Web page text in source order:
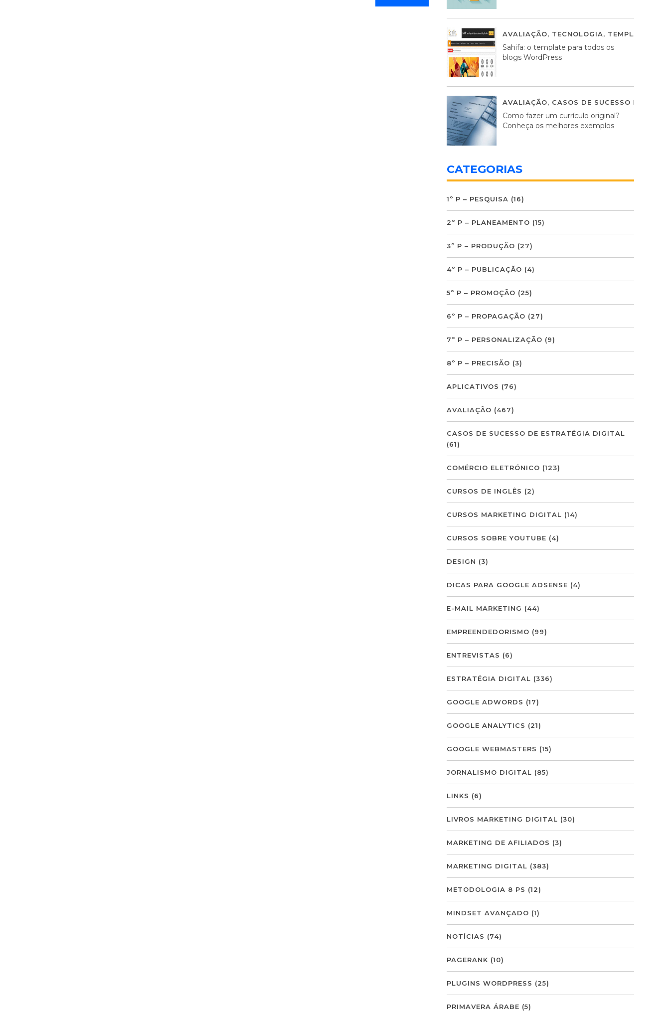
AVALIAÇÃO, TECNOLOGIA, TEMPLATES
Sahifa: o template para todos os
blogs WordPress
AVALIAÇÃO, CASOS DE SUCESSO DE
Como fazer um currículo original?
Conheça os melhores exemplos
CATEGORIAS
1º P – PESQUISA (16)
2º P – PLANEAMENTO (15)
3º P – PRODUÇÃO (27)
4º P – PUBLICAÇÃO (4)
5º P – PROMOÇÃO (25)
6º P – PROPAGAÇÃO (27)
7º P – PERSONALIZAÇÃO (9)
8º P – PRECISÃO (3)
APLICATIVOS (76)
AVALIAÇÃO (467)
CASOS DE SUCESSO DE ESTRATÉGIA DIGITAL
(61)
COMÉRCIO ELETRÓNICO (123)
CURSOS DE INGLÊS (2)
CURSOS MARKETING DIGITAL (14)
CURSOS SOBRE YOUTUBE (4)
DESIGN (3)
DICAS PARA GOOGLE ADSENSE (4)
E-MAIL MARKETING (44)
EMPREENDEDORISMO (99)
ENTREVISTAS (6)
ESTRATÉGIA DIGITAL (336)
GOOGLE ADWORDS (17)
GOOGLE ANALYTICS (21)
GOOGLE WEBMASTERS (15)
JORNALISMO DIGITAL (85)
LINKS (6)
LIVROS MARKETING DIGITAL (30)
MARKETING DE AFILIADOS (3)
MARKETING DIGITAL (383)
METODOLOGIA 8 PS (12)
MINDSET AVANÇADO (1)
NOTÍCIAS (74)
PAGERANK (10)
PLUGINS WORDPRESS (25)
PRIMAVERA ÁRABE (5)